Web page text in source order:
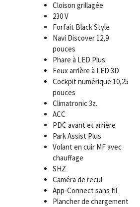
Cloison grillagée
230 V
Forfait Black Style
Navi Discover 12,9
pouces
Phare à LED Plus
Feux arrière à LED 3D
Cockpit numérique 10,25
pouces
Climatronic 3z.
ACC
PDC avant et arrière
Park Assist Plus
Volant en cuir MF avec
chauffage
SHZ
Caméra de recul
App-Connect sans fil
Plancher de chargement